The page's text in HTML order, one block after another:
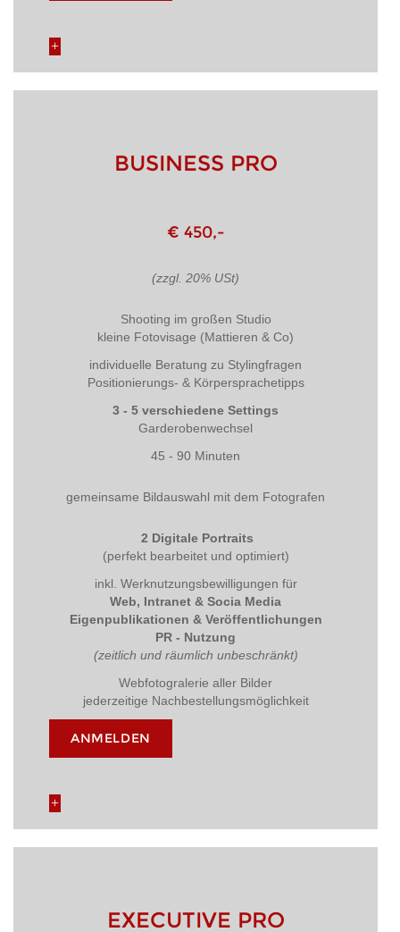
BUSINESS PRO
€ 450,-
(zzgl. 20% USt)
Shooting im großen Studio
kleine Fotovisage (Mattieren & Co)
individuelle Beratung zu Stylingfragen
Positionierungs- & Körpersprachetipps
3 - 5 verschiedene Settings
Garderobenwechsel
45 - 90 Minuten
gemeinsame Bildauswahl mit dem Fotografen
2 Digitale Portraits
(perfekt bearbeitet und optimiert)
inkl. Werknutzungsbewilligungen für
Web, Intranet & Socia Media
Eigenpublikationen & Veröffentlichungen
PR - Nutzung
(zeitlich und räumlich unbeschränkt)
Webfotogralerie aller Bilder
jederzeitige Nachbestellungsmöglichkeit
ANMELDEN
EXECUTIVE PRO